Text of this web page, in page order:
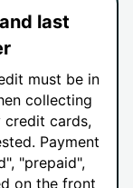
last
must be in
collecting
credit cards,
Payment
"prepaid",
on the front